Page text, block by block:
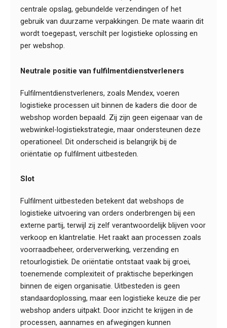
centrale opslag, gebundelde verzendingen of het
gebruik van duurzame verpakkingen. De mate waarin dit
wordt toegepast, verschilt per logistieke oplossing en
per webshop.
Neutrale positie van fulfilmentdienstverleners
Fulfilmentdienstverleners, zoals Mendex, voeren
logistieke processen uit binnen de kaders die door de
webshop worden bepaald. Zij zijn geen eigenaar van de
webwinkel-logistiekstrategie, maar ondersteunen deze
operationeel. Dit onderscheid is belangrijk bij de
oriëntatie op fulfilment uitbesteden.
Slot
Fulfilment uitbesteden betekent dat webshops de
logistieke uitvoering van orders onderbrengen bij een
externe partij, terwijl zij zelf verantwoordelijk blijven voor
verkoop en klantrelatie. Het raakt aan processen zoals
voorraadbeheer, orderverwerking, verzending en
retourlogistiek. De oriëntatie ontstaat vaak bij groei,
toenemende complexiteit of praktische beperkingen
binnen de eigen organisatie. Uitbesteden is geen
standaardoplossing, maar een logistieke keuze die per
webshop anders uitpakt. Door inzicht te krijgen in de
processen, aannames en afwegingen kunnen